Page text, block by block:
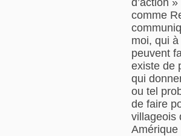
comme
moi, qui
peuvent
existe de
qui
ou tel
de faire
villageois
Amérique